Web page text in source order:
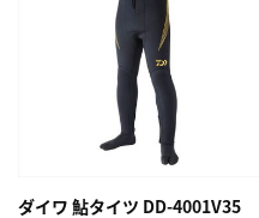
ダイワ 鮎タイツ DD-4001V35